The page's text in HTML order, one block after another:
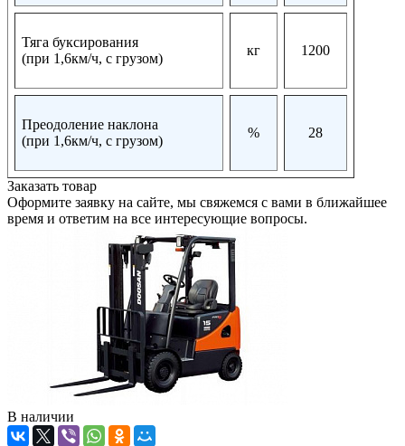
Тяга буксирования
(при 1,6км/ч, с грузом)
кг 1200
Преодоление наклона
(при 1,6км/ч, с грузом)
% 28
Заказать товар
Оформите заявку на сайте, мы свяжемся с вами в ближайшее
время и ответим на все интересующие вопросы.
В наличии